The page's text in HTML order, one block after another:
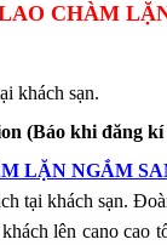
CHÀM
khách sạn.
(Báo khi đăng
LẶN NGẮM
tại khách sạn.
lên cano cao